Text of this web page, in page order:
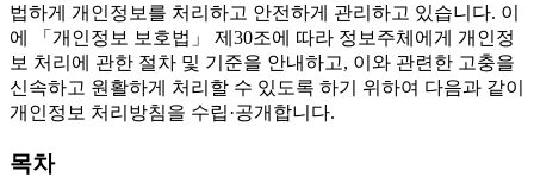
법하게 개인정보를 처리하고 안전하게 관리하고 있습니다. 이
에 「개인정보 보호법」 제30조에 따라 정보주체에게 개인정
보 처리에 관한 절차 및 기준을 안내하고, 이와 관련한 고충을
신속하고 원활하게 처리할 수 있도록 하기 위하여 다음과 같이
개인정보 처리방침을 수립·공개합니다.
목차